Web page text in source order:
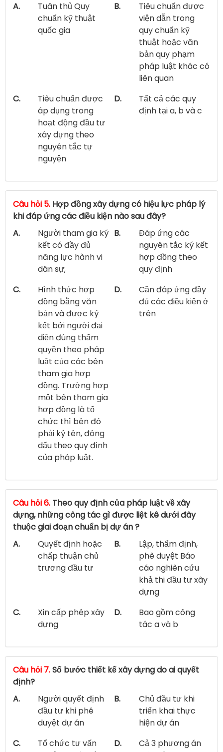
A.
Tuân thủ Quy
chuẩn kỹ thuật
quốc gia
B.
Tiêu chuẩn được
viện dẫn trong
quy chuẩn kỹ
thuật hoặc văn
bản quy phạm
pháp luật khác có
liên quan
C.
Tiêu chuẩn được
áp dụng trong
hoạt động đầu tư
xây dựng theo
nguyên tắc tự
nguyện
D.
Tất cả các quy
định tại a, b và c
Câu hỏi 5. Hợp đồng xây dựng có hiệu lực pháp lý
khi đáp ứng các điều kiện nào sau đây?
A.
Người tham gia ký
kết có đầy đủ
năng lực hành vi
dân sự;
B.
Đáp ứng các
nguyên tắc ký kết
hợp đồng theo
quy định
C.
Hình thức hợp
đồng bằng văn
bản và được ký
kết bởi người đại
diện đúng thẩm
quyền theo pháp
luật của các bên
tham gia hợp
đồng. Trường hợp
một bên tham gia
hợp đồng là tổ
chức thì bên đó
phải ký tên, đóng
dấu theo quy định
của pháp luật.
D.
Cần đáp ứng đầy
đủ các điều kiện ở
trên
Câu hỏi 6. Theo quy định của pháp luật về xây
dựng, những công tác gì được liệt kê dưới đây
thuộc giai đoạn chuẩn bị dự án ?
A.
Quyết định hoặc
chấp thuận chủ
trương đầu tư
B.
Lập, thẩm định,
phê duyệt Báo
cáo nghiên cứu
khả thi đầu tư xây
dựng
C.
Xin cấp phép xây
dựng
D.
Bao gồm công
tác a và b
Câu hỏi 7.Số bước thiết kế xây dựng do ai quyết
định?
A.
Người quyết định
đầu tư khi phê
duyệt dự án
B.
Chủ đầu tư khi
triển khai thực
hiện dự án
C.
Tổ chức tư vấn
D.
Cả 3 phương án